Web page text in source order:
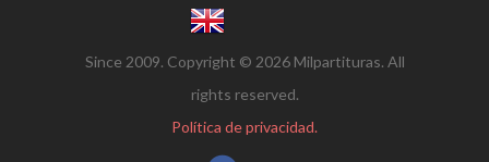
Since 2009. Copyright © 2026 Milpartituras. All
rights reserved.
Política de privacidad.